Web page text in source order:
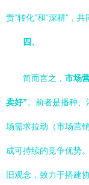
责“转化”和“深耕”，
四、
简而言之， 市场
卖好”。前者是播种
场需求拉动（市场营
成可持续的竞争优势
旧观念，致力于搭建